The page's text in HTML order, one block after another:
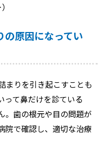
の原因になってい
まりを引き起こすことも
って鼻だけを診ている
。歯の根元や目の問題が
院で確認し、適切な治療